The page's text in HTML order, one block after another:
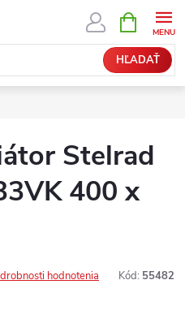
HĽADAŤ
KOŠÍK
Stelrad
400 x
hodnotenia Kód: 55482